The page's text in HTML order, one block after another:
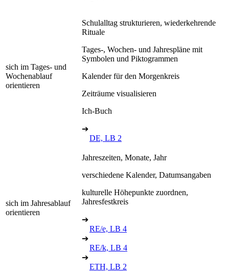
sich im Tages- und
Wochenablauf
orientieren
Schulalltag strukturieren, wiederkehrende
Rituale
Tages-, Wochen- und Jahrespläne mit
Symbolen und Piktogrammen
Kalender für den Morgenkreis
Zeiträume visualisieren
Ich-Buch
➔
DE, LB 2
sich im Jahresablauf
orientieren
Jahreszeiten, Monate, Jahr
verschiedene Kalender, Datumsangaben
kulturelle Höhepunkte zuordnen,
Jahresfestkreis
➔
RE/e, LB 4
➔
RE/k, LB 4
➔
ETH, LB 2